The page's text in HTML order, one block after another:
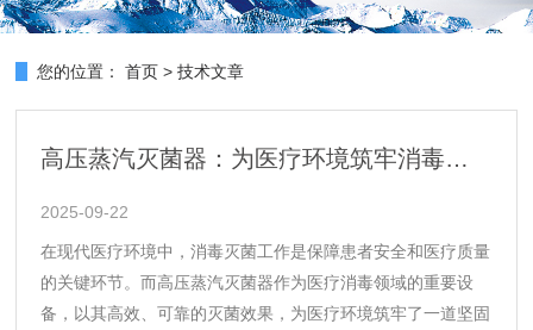
您的位置： 首页 >技术文章
高压蒸汽灭菌器：为医疗环境筑牢消毒屏障
2025-09-22
在现代医疗环境中，消毒灭菌工作是保障患者安全和医疗质量
的关键环节。而高压蒸汽灭菌器作为医疗消毒领域的重要设
备，以其高效、可靠的灭菌效果，为医疗环境筑牢了一道坚固